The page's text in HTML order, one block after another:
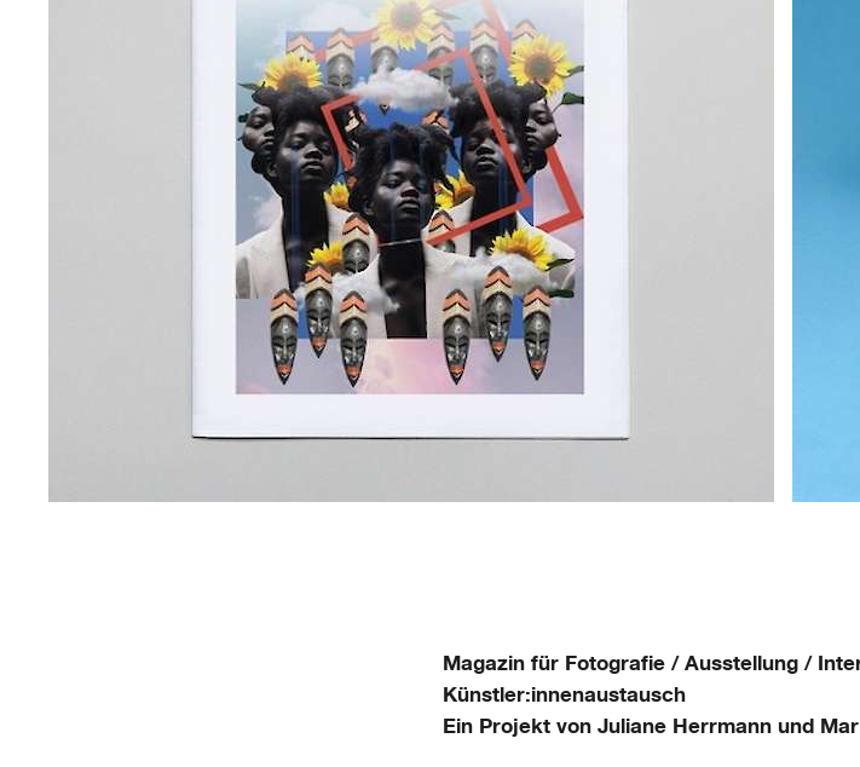
Magazin für Fotografie / Ausstellung /
Künstler:innenaustausch
Ein Projekt von Juliane Herrmann und